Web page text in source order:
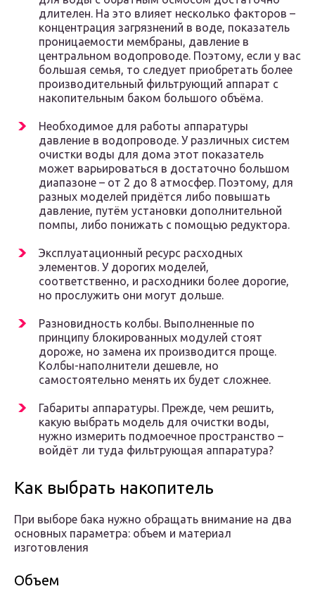
длителен. На это влияет несколько факторов –
концентрация загрязнений в воде, показатель
проницаемости мембраны, давление в
центральном водопроводе. Поэтому, если у вас
большая семья, то следует приобретать более
производительный фильтрующий аппарат с
накопительным баком большого объёма.
Необходимое для работы аппаратуры
давление в водопроводе. У различных систем
очистки воды для дома этот показатель
может варьироваться в достаточно большом
диапазоне – от 2 до 8 атмосфер. Поэтому, для
разных моделей придётся либо повышать
давление, путём установки дополнительной
помпы, либо понижать с помощью редуктора.
Эксплуатационный ресурс расходных
элементов. У дорогих моделей,
соответственно, и расходники более дорогие,
но прослужить они могут дольше.
Разновидность колбы. Выполненные по
принципу блокированных модулей стоят
дороже, но замена их производится проще.
Колбы-наполнители дешевле, но
самостоятельно менять их будет сложнее.
Габариты аппаратуры. Прежде, чем решить,
какую выбрать модель для очистки воды,
нужно измерить подмоечное пространство –
войдёт ли туда фильтрующая аппаратура?
Как выбрать накопитель
При выборе бака нужно обращать внимание на два
основных параметра: объем и материал
изготовления
Объем